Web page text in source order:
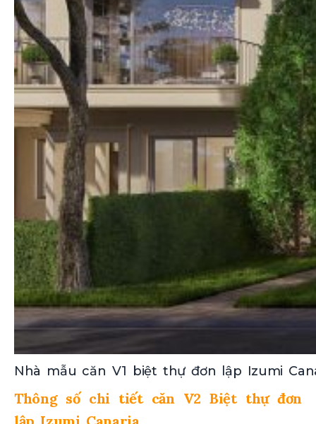
Nhà mẫu căn V1 biệt thự đơn lập Izumi
Thông số chi tiết căn V2 Biệt thự đơn